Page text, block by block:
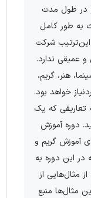
در طول مدت
به طور کامل
شرکت
عمیقی ندارد.
هنر، گریم،
خواهد بود.
تعاریفی که یک
دوره آموزش
آموزش گریم و
این دوره به
مثال‌­هایی از
مثال‌­ها منبع